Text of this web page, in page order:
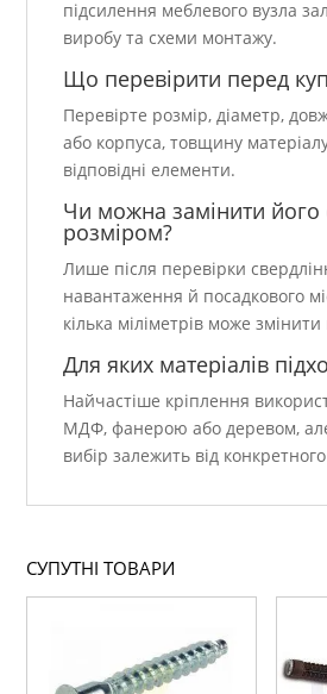
підсилення меблевого вузла
виробу та схеми монтажу.
Що перевірити перед
Перевірте розмір, діаметр,
або корпуса, товщину матеріалу
відповідні елементи.
Чи можна замінити
розміром?
Лише після перевірки
навантаження й посадкового
кілька міліметрів може змінити
Для яких матеріалів
Найчастіше кріплення
МДФ, фанерою або деревом,
вибір залежить від
СУПУТНІ ТОВАРИ